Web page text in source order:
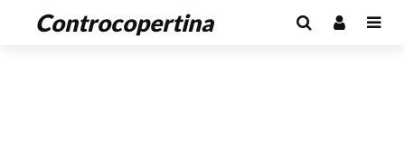
Controcopertina